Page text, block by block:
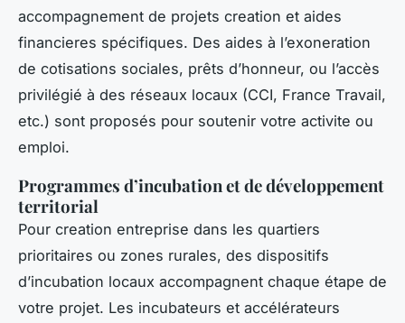
accompagnement de projets creation et aides
financieres spécifiques. Des aides à l’exoneration
de cotisations sociales, prêts d’honneur, ou l’accès
privilégié à des réseaux locaux (CCI, France Travail,
etc.) sont proposés pour soutenir votre activite ou
emploi.
Programmes d’incubation et de développement
territorial
Pour creation entreprise dans les quartiers
prioritaires ou zones rurales, des dispositifs
d’incubation locaux accompagnent chaque étape de
votre projet. Les incubateurs et accélérateurs